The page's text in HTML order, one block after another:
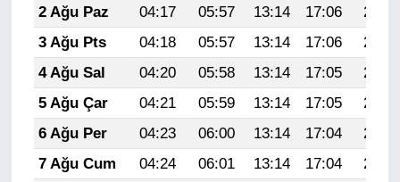
2 Ağu Paz
04:17 05:57 13:14 17:06
20:22
3 Ağu Pts
04:18 05:57 13:14 17:06
20:21
4 Ağu Sal
04:20 05:58 13:14 17:05
20:20
5 Ağu Çar
04:21 05:59 13:14 17:05
20:19
6 Ağu Per
04:23 06:00 13:14 17:04
20:18
7 Ağu Cum
04:24 06:01 13:14 17:04
20:17